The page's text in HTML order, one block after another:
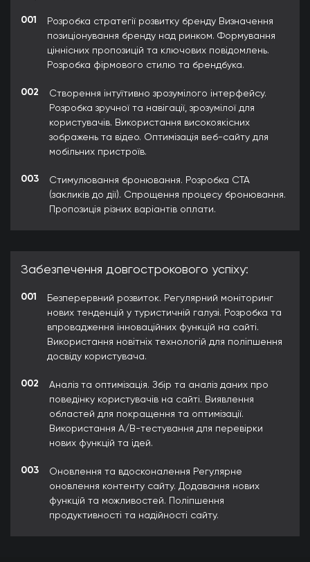
001
Розробка стратегії розвитку бренду Визначення
позиціонування бренду над ринком. Формування
ціннісних пропозицій та ключових повідомлень.
Розробка фірмового стилю та брендбука.
002
Створення інтуїтивно зрозумілого інтерфейсу.
Розробка зручної та навігації, зрозумілої для
користувачів. Використання високоякісних
зображень та відео. Оптимізація веб-сайту для
мобільних пристроїв.
003
Стимулювання бронювання. Розробка CTA
(закликів до дії). Спрощення процесу бронювання.
Пропозиція різних варіантів оплати.
Забезпечення довгострокового успіху:
001
Безперервний розвиток. Регулярний моніторинг
нових тенденцій у туристичній галузі. Розробка та
впровадження інноваційних функцій на сайті.
Використання новітніх технологій для поліпшення
досвіду користувача.
002
Аналіз та оптимізація. Збір та аналіз даних про
поведінку користувачів на сайті. Виявлення
областей для покращення та оптимізації.
Використання A/B-тестування для перевірки
нових функцій та ідей.
003
Оновлення та вдосконалення Регулярне
оновлення контенту сайту. Додавання нових
функцій та можливостей. Поліпшення
продуктивності та надійності сайту.